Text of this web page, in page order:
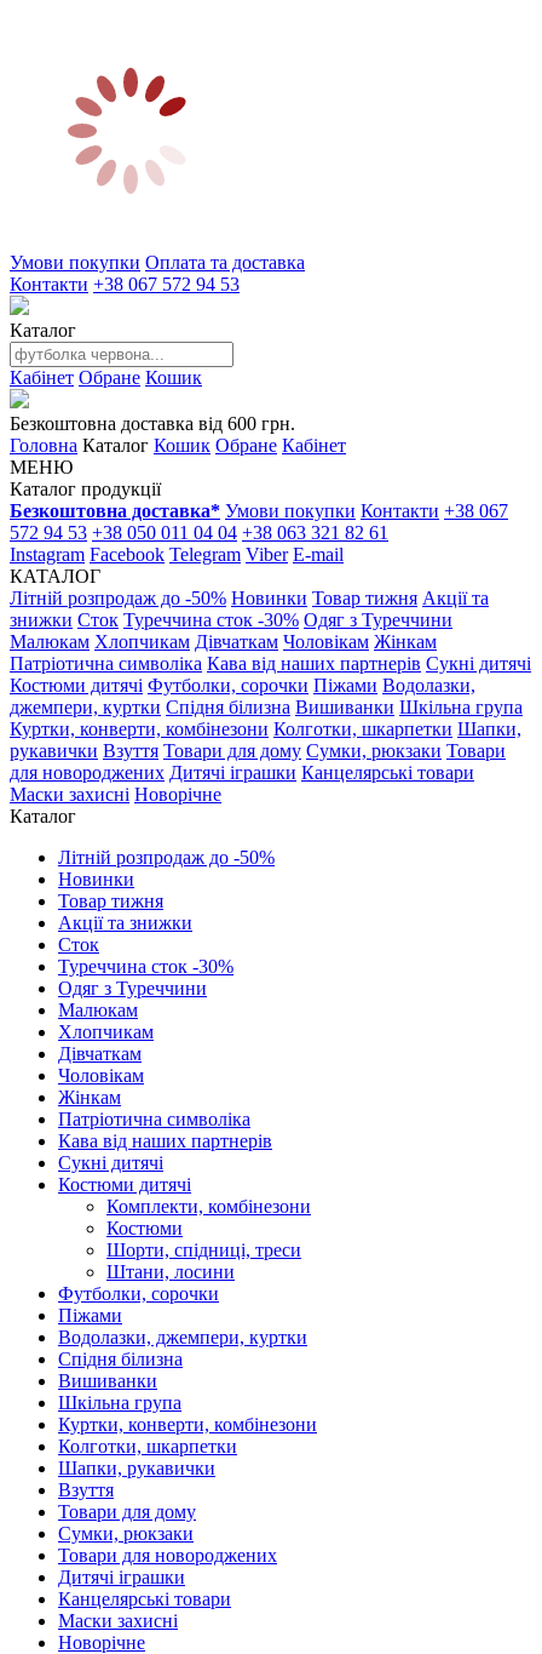
Умови покупки Оплата та доставка
Контакти +38 067 572 94 53
Каталог
Кабінет Обране Кошик
Безкоштовна доставка від 600 грн.
Головна Каталог Кошик Обране Кабінет
МЕНЮ
Каталог продукції
Безкоштовна доставка* Умови покупки Контакти +38 067
572 94 53 +38 050 011 04 04 +38 063 321 82 61
Instagram Facebook Telegram Viber E-mail
КАТАЛОГ
Літній розпродаж до -50% Новинки Товар тижня Акції та
знижки Сток Туреччина сток -30% Одяг з Туреччини
Малюкам Хлопчикам Дівчаткам Чоловікам Жінкам
Патріотична символіка Кава від наших партнерів Сукні дитячі
Костюми дитячі Футболки, сорочки Піжами Водолазки,
джемпери, куртки Спідня білизна Вишиванки Шкільна група
Куртки, конверти, комбінезони Колготки, шкарпетки Шапки,
рукавички Взуття Товари для дому Сумки, рюкзаки Товари
для новороджених Дитячі іграшки Канцелярські товари
Маски захисні Новорічне
Каталог
Літній розпродаж до -50%
Новинки
Товар тижня
Акції та знижки
Сток
Туреччина сток -30%
Одяг з Туреччини
Малюкам
Хлопчикам
Дівчаткам
Чоловікам
Жінкам
Патріотична символіка
Кава від наших партнерів
Сукні дитячі
Костюми дитячі
Комплекти, комбінезони
Костюми
Шорти, спідниці, треси
Штани, лосини
Футболки, сорочки
Піжами
Водолазки, джемпери, куртки
Спідня білизна
Вишиванки
Шкільна група
Куртки, конверти, комбінезони
Колготки, шкарпетки
Шапки, рукавички
Взуття
Товари для дому
Сумки, рюкзаки
Товари для новороджених
Дитячі іграшки
Канцелярські товари
Маски захисні
Новорічне